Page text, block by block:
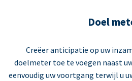
Doel
Creëer anticipatie op uw
doelmeter toe te voegen naast
eenvoudig uw voortgang terwijl u